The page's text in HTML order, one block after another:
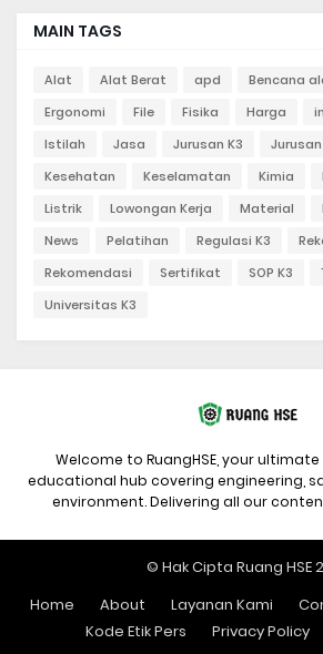
MAIN TAGS
Alat Alat Berat apd Bencana
Ergonomi
File Fisika Harga
Istilah
Jasa Jurusan K3 Jurusan
Kesehatan
Keselamatan Kimia
Listrik
Lowongan Kerja Material
News
Pelatihan Regulasi K3
Rekomendasi
Sertifikat SOP K3
Universitas K3
Welcome to RuangHSE, your
educational hub covering engineering,
environment. Delivering all our
© Hak Cipta Ruang HSE
Home
About Layanan Kami
Kode Etik Pers
Privacy Policy